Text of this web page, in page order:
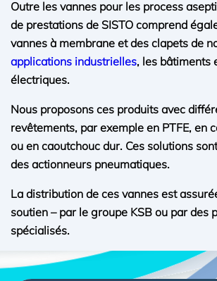
Outre les vannes pour les process
de prestations de SISTO comprend
vannes à membrane et des clapets de
applications industrielles, les bâtiments
électriques.
Nous proposons ces produits avec
revêtements, par exemple en PTFE, en
ou en caoutchouc dur. Ces solutions
des actionneurs pneumatiques.
La distribution de ces vannes est
soutien – par le groupe KSB ou par des
spécialisés.